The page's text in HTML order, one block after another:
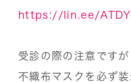
https://lin.ee/
受診の際の注意です
不織布マスクを必ず